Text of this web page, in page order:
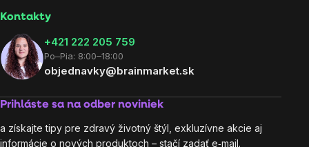
Kontakty
+421 222 205 759
Po–Pia: 8:00–18:00
objednavky@brainmarket.sk
Prihláste sa na odber noviniek
a získajte tipy pre zdravý životný štýl, exkluzívne akcie aj
informácie o nových produktoch – stačí zadať e‑mail.